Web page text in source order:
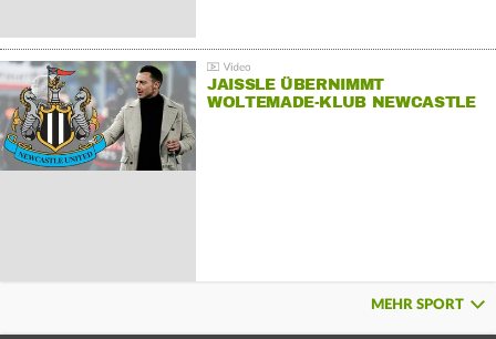
JAISSLE ÜBERNIMMT
WOLTEMADE-KLUB NEWCASTLE
MEHR SPORT